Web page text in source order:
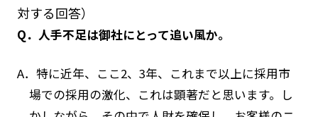
対する回答）
Q．人手不足は御社にとって追い風か。
A．特に近年、ここ2、3年、これまで以上に採用市
場での採用の激化、これは顕著だと思います。し